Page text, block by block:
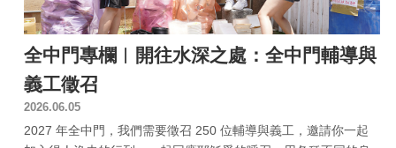
全中門專欄︱開往水深之處：全中門輔導與
義工徵召
2026.06.05
2027 年全中門，我們需要徵召 250 位輔導與義工，邀請你一起